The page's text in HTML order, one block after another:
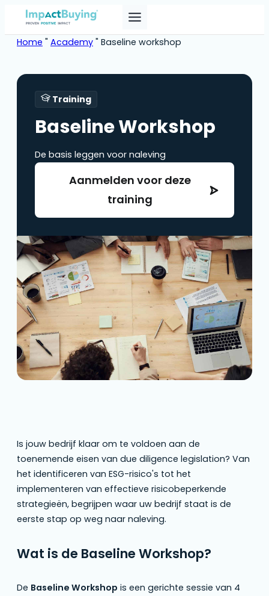
content
Home " Academy " Baseline workshop
Training
Baseline Workshop
De basis leggen voor naleving
Aanmelden voor deze
training
Is jouw bedrijf klaar om te voldoen aan de
toenemende eisen van due diligence legislation? Van
het identificeren van ESG-risico's tot het
implementeren van effectieve risicobeperkende
strategieën, begrijpen waar uw bedrijf staat is de
eerste stap op weg naar naleving.
Wat is de Baseline Workshop?
De Baseline Workshop is een gerichte sessie van 4